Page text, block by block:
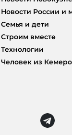
Новости России и
Семья и дети
Строим вместе
Технологии
Человек из